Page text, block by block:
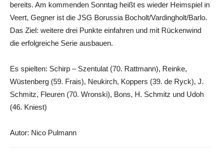
bereits. Am kommenden Sonntag heißt es wieder Heimspiel in
Veert, Gegner ist die JSG Borussia Bocholt/Vardingholt/Barlo.
Das Ziel: weitere drei Punkte einfahren und mit Rückenwind
die erfolgreiche Serie ausbauen.
Es spielten: Schirp – Szentulat (70. Rattmann), Reinke,
Wüstenberg (59. Frais), Neukirch, Koppers (39. de Ryck), J.
Schmitz, Fleuren (70. Wronski), Bons, H. Schmitz und Udoh
(46. Kniest)
Autor: Nico Pulmann